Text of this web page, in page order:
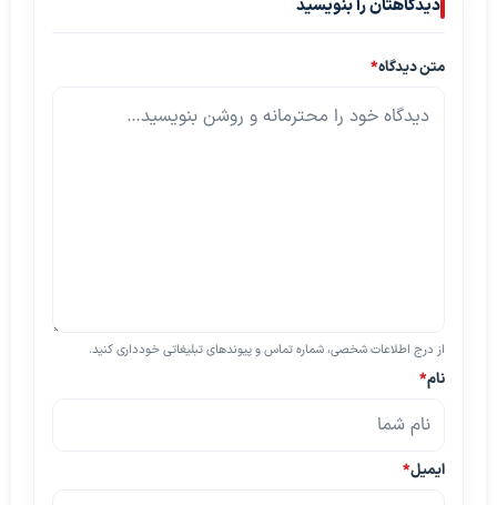
دیدگاهتان را بنویسید
متن دیدگاه*
از درج اطلاعات شخصی، شماره تماس و پیوندهای تبلیغاتی خودداری کنید.
نام*
ایمیل*